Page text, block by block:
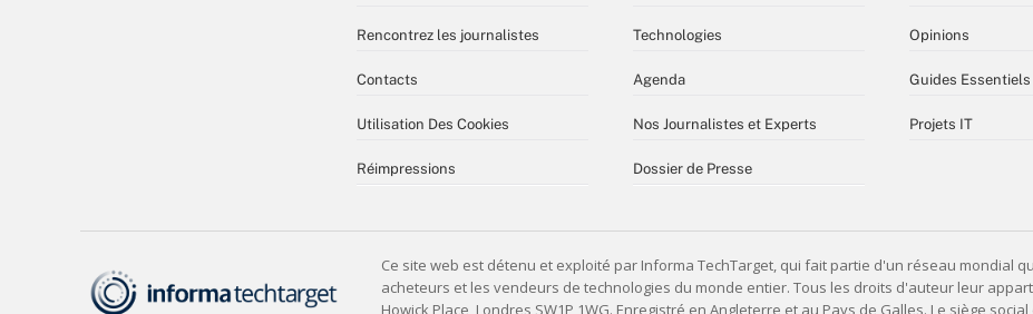
Rencontrez les journalistes
Contacts
Utilisation Des Cookies
Réimpressions
Technologies
Agenda
Nos Journalistes et Experts
Dossier de Presse
Opinions
Guides Essentiels
Projets IT